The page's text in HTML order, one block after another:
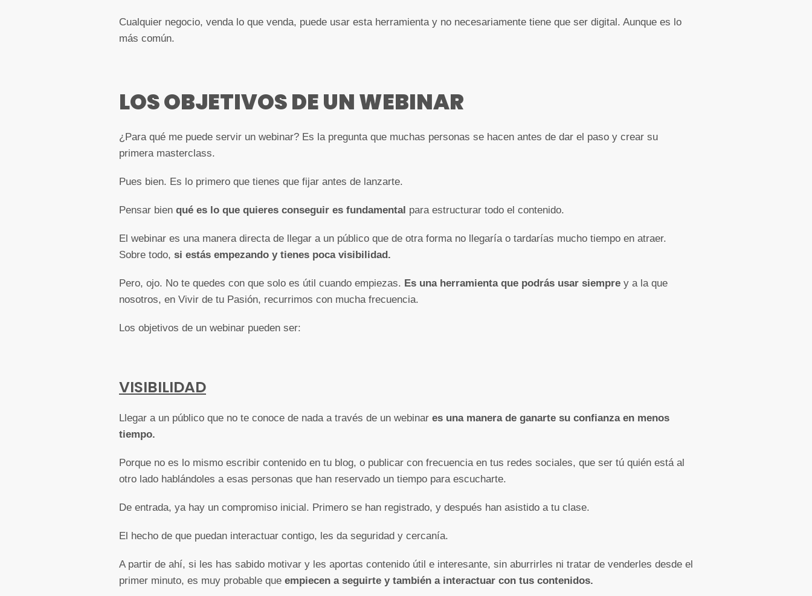
Cualquier negocio, venda lo que venda, puede usar esta herramienta y no necesariamente tiene que ser digital. Aunque es lo
más común.
LOS OBJETIVOS DE UN WEBINAR
¿Para qué me puede servir un webinar? Es la pregunta que muchas personas se hacen antes de dar el paso y crear su
primera masterclass.
Pues bien. Es lo primero que tienes que fijar antes de lanzarte.
Pensar bien qué es lo que quieres conseguir es fundamental para estructurar todo el contenido.
El webinar es una manera directa de llegar a un público que de otra forma no llegaría o tardarías mucho tiempo en atraer.
Sobre todo, si estás empezando y tienes poca visibilidad.
Pero, ojo. No te quedes con que solo es útil cuando empiezas. Es una herramienta que podrás usar siempre y a la que
nosotros, en Vivir de tu Pasión, recurrimos con mucha frecuencia.
Los objetivos de un webinar pueden ser:
VISIBILIDAD
Llegar a un público que no te conoce de nada a través de un webinar es una manera de ganarte su confianza en menos
tiempo.
Porque no es lo mismo escribir contenido en tu blog, o publicar con frecuencia en tus redes sociales, que ser tú quién está al
otro lado hablándoles a esas personas que han reservado un tiempo para escucharte.
De entrada, ya hay un compromiso inicial. Primero se han registrado, y después han asistido a tu clase.
El hecho de que puedan interactuar contigo, les da seguridad y cercanía.
A partir de ahí, si les has sabido motivar y les aportas contenido útil e interesante, sin aburrirles ni tratar de venderles desde el
primer minuto, es muy probable que empiecen a seguirte y también a interactuar con tus contenidos.